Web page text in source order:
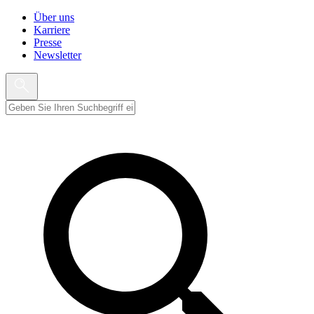
Über uns
Karriere
Presse
Newsletter